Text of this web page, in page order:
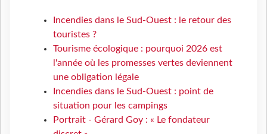
Incendies dans le Sud-Ouest : le retour des
touristes ?
Tourisme écologique : pourquoi 2026 est
l'année où les promesses vertes deviennent
une obligation légale
Incendies dans le Sud-Ouest : point de
situation pour les campings
Portrait - Gérard Goy : « Le fondateur